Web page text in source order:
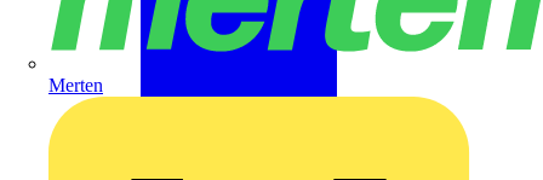
Merten